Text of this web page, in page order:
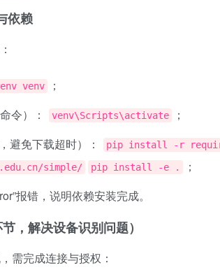
依赖
venv
；
令）：
venv\Scripts\activate
；
避免下载超时）：
pip install -r
simple/
pip install -e .
；
报错，说明依赖安装完成。
，解决设备识别问题）
需完成连接与授权：